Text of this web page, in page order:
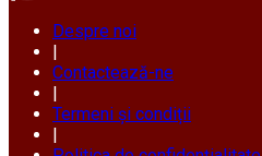
Despre noi
|
Contactează-ne
|
Termeni și condiții
|